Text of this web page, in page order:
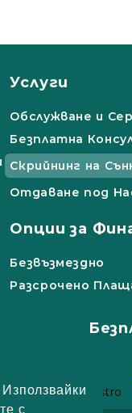
с
Услуги
Обслужване и
Безплатна
Скрийнинг на
Отдаване под
Опции за
Безвъзмездно
Разсрочено